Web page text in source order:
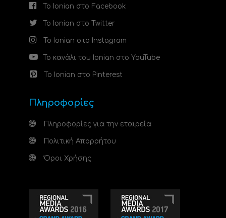
Το Ionian στο Facebook
Το Ionian στο Twitter
Το Ionian στο Instagram
Το κανάλι του Ionian στο YouTube
Το Ionian στο Pinterest
Πληροφορίες
Πληροφορίες για την εταιρεία
Πολιτική Απορρήτου
Όροι Χρήσης